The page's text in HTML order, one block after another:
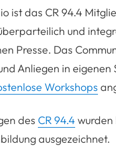
ist das CR 94.4
und
Presse. Das
Anliegen in
Workshops
des CR 94.4 wurden
ausgezeichnet.